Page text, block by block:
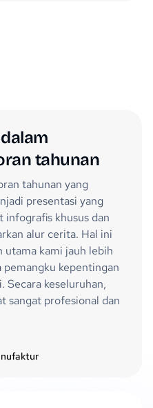
tahunan
tahunan yang
presentasi yang
infografis khusus dan
alur cerita. Hal ini
utama kami jauh lebih
kepentingan
Secara keseluruhan,
sangat profesional dan